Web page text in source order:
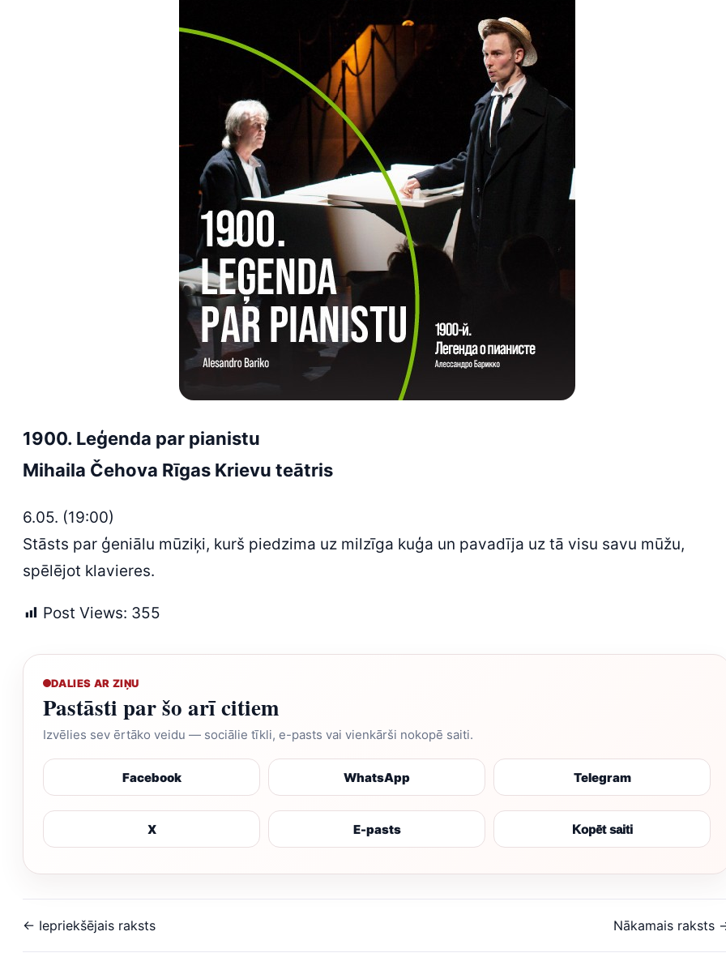
1900. Leģenda par pianistu
Mihaila Čehova Rīgas Krievu teātris
6.05. (19:00)
Stāsts par ģeniālu mūziķi, kurš piedzima uz milzīga kuģa un pavadīja uz tā visu savu mūžu,
spēlējot klavieres.
Post Views: 355
DALIES AR ZIŅU
Pastāsti par šo arī citiem
Izvēlies sev ērtāko veidu — sociālie tīkli, e-pasts vai vienkārši nokopē saiti.
Facebook WhatsApp Telegram
X E-pasts Kopēt saiti
← Iepriekšējais raksts Nākamais raksts